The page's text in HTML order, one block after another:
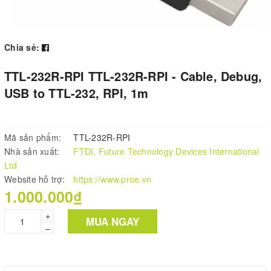
Chia sẻ:
TTL-232R-RPI TTL-232R-RPI - Cable, Debug,
USB to TTL-232, RPI, 1m
Mã sản phẩm:
TTL-232R-RPI
Nhà sản xuất:
FTDI, Future Technology Devices International
Ltd
Website hỗ trợ:
https://www.proe.vn
1.000.000₫
+
–
MUA NGAY